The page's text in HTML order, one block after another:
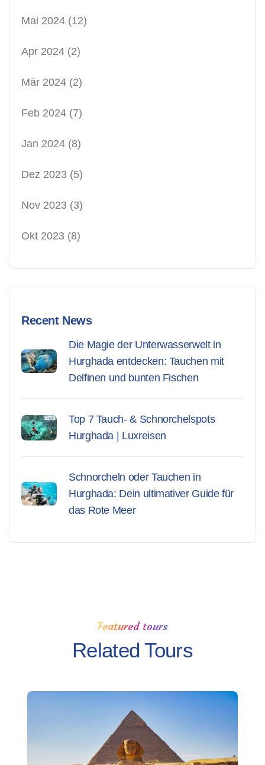
Mai 2024 (12)
Apr 2024 (2)
Mär 2024 (2)
Feb 2024 (7)
Jan 2024 (8)
Dez 2023 (5)
Nov 2023 (3)
Okt 2023 (8)
Recent News
Die Magie der Unterwasserwelt in
Hurghada entdecken: Tauchen mit
Delfinen und bunten Fischen
Top 7 Tauch- & Schnorchelspots
Hurghada | Luxreisen
Schnorcheln oder Tauchen in
Hurghada: Dein ultimativer Guide für
das Rote Meer
Featured tours
Related Tours